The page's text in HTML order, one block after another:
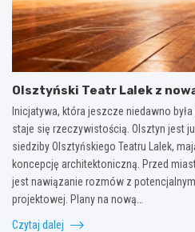
Olsztyński Teatr Lalek z
Inicjatywa, która jeszcze niedawno
staje się rzeczywistością. Olsztyn jest
siedziby Olsztyńskiego Teatru Lalek,
koncepcję architektoniczną. Przed
jest nawiązanie rozmów z
projektowej. Plany na nową…
Czytaj dalej